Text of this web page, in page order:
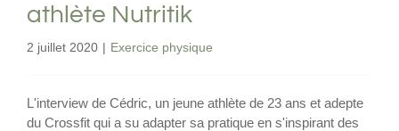
athlète Nutritik
2 juillet 2020 | Exercice physique
L'interview de Cédric, un jeune athlète de 23 ans et adepte
du Crossfit qui a su adapter sa pratique en s'inspirant des